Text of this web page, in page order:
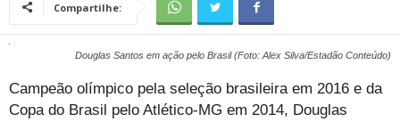
Compartilhe:
Douglas Santos em ação pelo Brasil (Foto: Alex Silva/Estadão Conteúdo)
Campeão olímpico pela seleção brasileira em 2016 e da
Copa do Brasil pelo Atlético-MG em 2014, Douglas